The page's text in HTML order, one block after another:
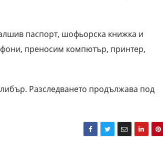
паспорт, шофьорска книжка и
преносим компютър, принтер,
Разследването продължава под